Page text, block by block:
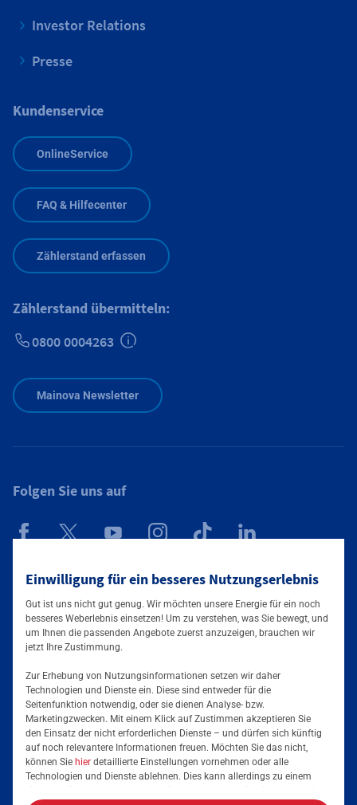
Einwilligung für ein besseres Nutzungserlebnis
Gut ist uns nicht gut genug. Wir möchten unsere Energie für ein noch
besseres Weberlebnis einsetzen! Um zu verstehen, was Sie bewegt, und
um Ihnen die passenden Angebote zuerst anzuzeigen, brauchen wir
jetzt Ihre Zustimmung.
Zur Erhebung von Nutzungsinformationen setzen wir daher
Technologien und Dienste ein. Diese sind entweder für die
Seitenfunktion notwendig, oder sie dienen Analyse- bzw.
Marketingzwecken. Mit einem Klick auf Zustimmen akzeptieren Sie
den Einsatz der nicht erforderlichen Dienste – und dürfen sich künftig
auf noch relevantere Informationen freuen. Möchten Sie das nicht,
können Sie hier detaillierte Einstellungen vornehmen oder alle
Technologien und Dienste ablehnen. Dies kann allerdings zu einem
Investor Relations
Presse
Kundenservice
OnlineService
FAQ & Hilfecenter
Zählerstand erfassen
Zählerstand übermitteln:
0800 0004263
Mainova Newsletter
Folgen Sie uns auf
Mainova App
Tarife & Angebote
Strom für Zuhause
Erdgas für Zuhause
Services & Informationen
Podcast